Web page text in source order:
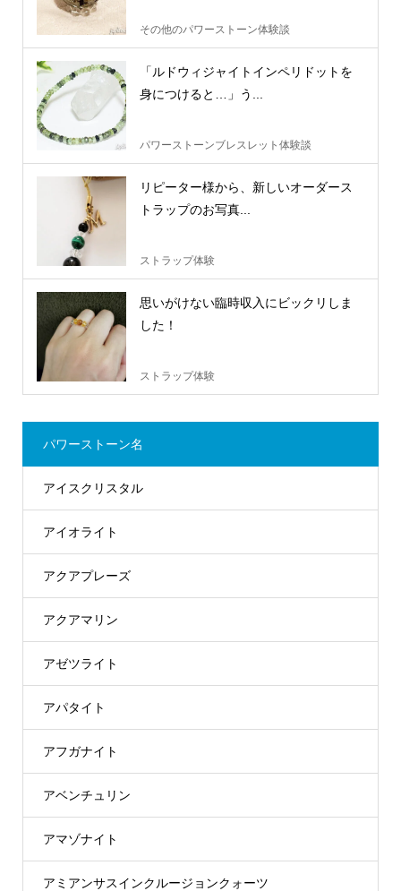
その他のパワーストーン体験談
「ルドウィジャイトインペリドットを
身につけると…」う...
パワーストーンブレスレット体験談
リピーター様から、新しいオーダース
トラップのお写真...
ストラップ体験
思いがけない臨時収入にビックリしま
した！
ストラップ体験
パワーストーン名
アイスクリスタル
アイオライト
アクアプレーズ
アクアマリン
アゼツライト
アパタイト
アフガナイト
アベンチュリン
アマゾナイト
アミアンサスインクルージョンクォーツ